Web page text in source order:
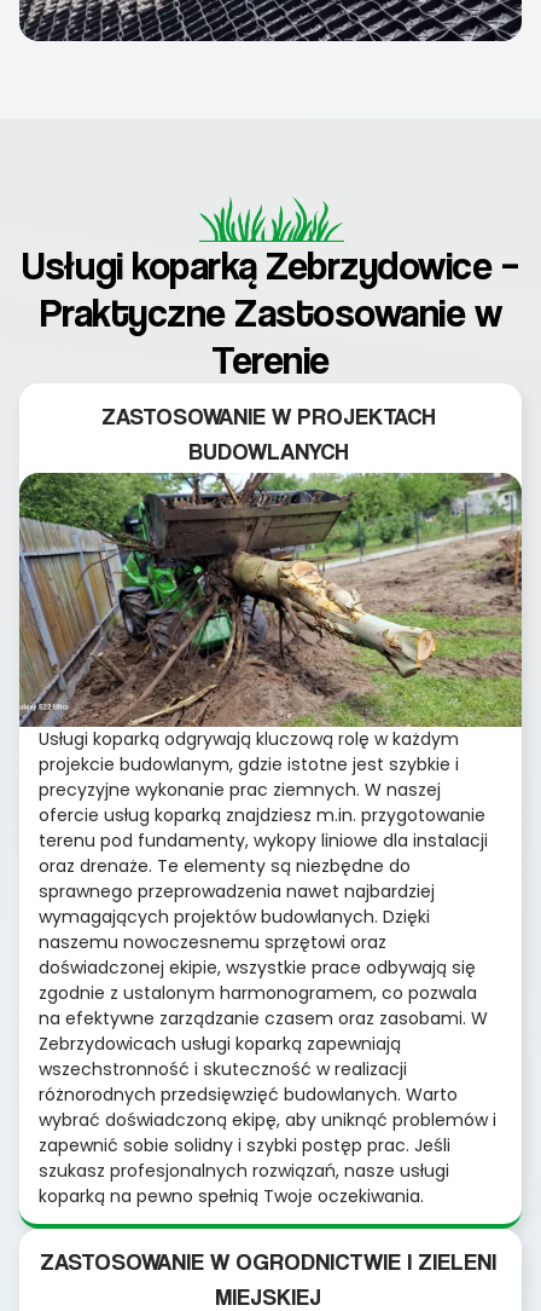
Usługi koparką Zebrzydowice –
Praktyczne Zastosowanie w
Terenie
ZASTOSOWANIE W PROJEKTACH
BUDOWLANYCH
Usługi koparką odgrywają kluczową rolę w każdym
projekcie budowlanym, gdzie istotne jest szybkie i
precyzyjne wykonanie prac ziemnych. W naszej
ofercie usług koparką znajdziesz m.in. przygotowanie
terenu pod fundamenty, wykopy liniowe dla instalacji
oraz drenaże. Te elementy są niezbędne do
sprawnego przeprowadzenia nawet najbardziej
wymagających projektów budowlanych. Dzięki
naszemu nowoczesnemu sprzętowi oraz
doświadczonej ekipie, wszystkie prace odbywają się
zgodnie z ustalonym harmonogramem, co pozwala
na efektywne zarządzanie czasem oraz zasobami. W
Zebrzydowicach usługi koparką zapewniają
wszechstronność i skuteczność w realizacji
różnorodnych przedsięwzięć budowlanych. Warto
wybrać doświadczoną ekipę, aby uniknąć problemów i
zapewnić sobie solidny i szybki postęp prac. Jeśli
szukasz profesjonalnych rozwiązań, nasze usługi
koparką na pewno spełnią Twoje oczekiwania.
ZASTOSOWANIE W OGRODNICTWIE I ZIELENI
MIEJSKIEJ